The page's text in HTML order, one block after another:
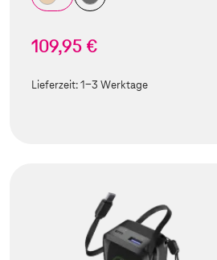
109,95 €
Lieferzeit:1-3 Werktage